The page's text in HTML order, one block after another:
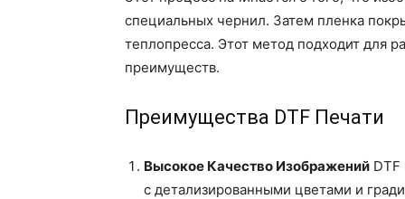
специальных чернил. Затем пленка
теплопресса. Этот метод подходит для
преимуществ.
Преимущества DTF Печати
Высокое Качество Изображений DTF
с детализированными цветами и